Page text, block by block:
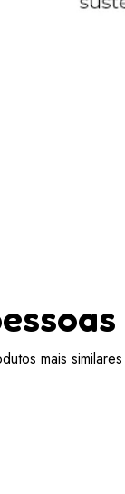
mais